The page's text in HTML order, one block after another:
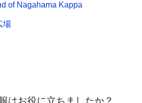
of Nagahama Kappa
場
はお役に立ちましたか？